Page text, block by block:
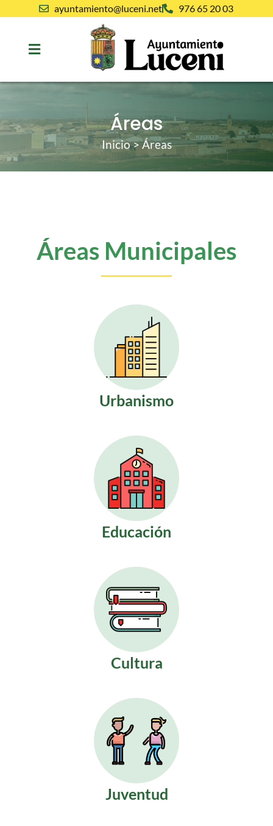
ayuntamiento@luceni.net 976 65 20 03
Áreas
Inicio>Áreas
Áreas Municipales
Urbanismo
Educación
Cultura
Juventud